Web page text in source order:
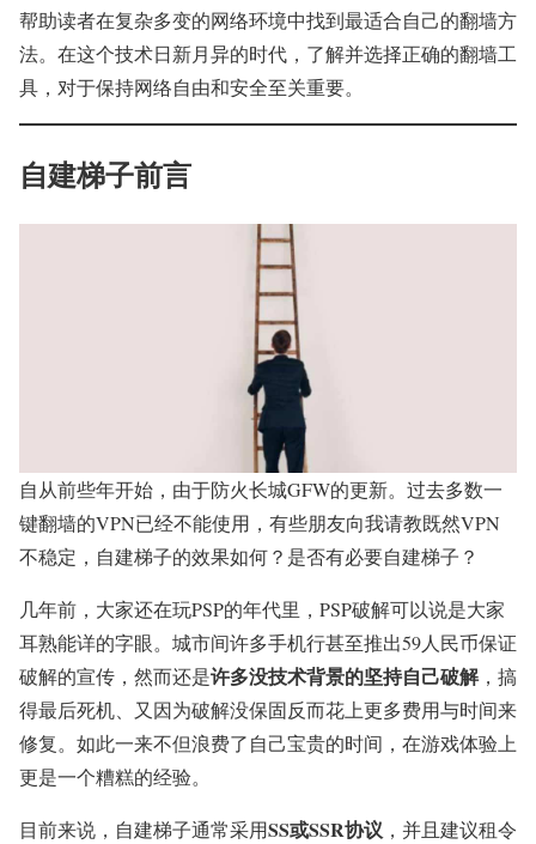
帮助读者在复杂多变的网络环境中找到最适合自己的翻墙方
法。在这个技术日新月异的时代，了解并选择正确的翻墙工
具，对于保持网络自由和安全至关重要。
自建梯子前言
自从前些年开始，由于防火长城GFW的更新。过去多数一
键翻墙的VPN已经不能使用，有些朋友向我请教既然VPN
不稳定，自建梯子的效果如何？是否有必要自建梯子？
几年前，大家还在玩PSP的年代里，PSP破解可以说是大家
耳熟能详的字眼。城市间许多手机行甚至推出59人民币保证
破解的宣传，然而还是许多没技术背景的坚持自己破解，搞
得最后死机、又因为破解没保固反而花上更多费用与时间来
修复。如此一来不但浪费了自己宝贵的时间，在游戏体验上
更是一个糟糕的经验。
目前来说，自建梯子通常采用SS或SSR协议 ，并且建议租令